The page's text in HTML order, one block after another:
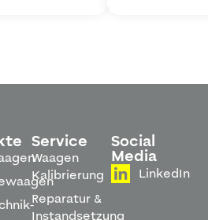
Service
Waagen
Kalibrierung
Reparatur &
Instandsetzung
Social
Media
LinkedIn